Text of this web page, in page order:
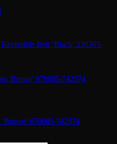
Belt ‘Black’ 230303-
670005-742574